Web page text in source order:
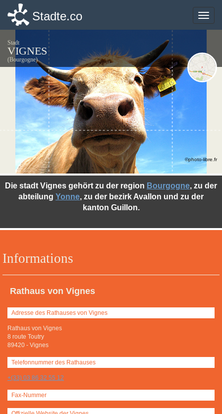
Toggle
Stadte.co
Stadt
VIGNES
(Bourgogne)
Informations
Rathaus von Vignes
Adresse des Rathauses von Vignes
Rathaus von Vignes
8 route Toutry
89420 - Vignes
Telefonnummer des Rathauses
+(33) 03 86 32 55 12
Fax-Nummer
Die stadt Vignes gehört zu der region Bourgogne, zu der
abteilung Yonne, zu der bezirk Avallon und zu der
kanton Guillon.
©photo-libre.fr
Toggle
Stadte.co